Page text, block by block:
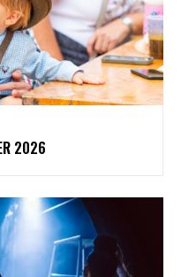
2026